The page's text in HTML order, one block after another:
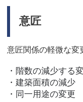
意匠
意匠関係の軽微な変
・階数の減少する
・建築面積の減少
・同一用途の変更